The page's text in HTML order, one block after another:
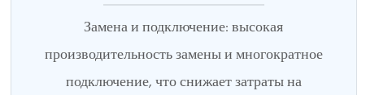
Замена и подключение: высокая
производительность замены и многократное
подключение, что снижает затраты на